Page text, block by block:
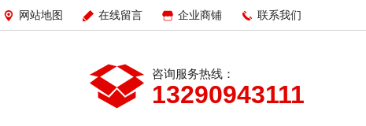
网站地图 在线留言 企业商铺 联系我们
咨询服务热线：
13290943111